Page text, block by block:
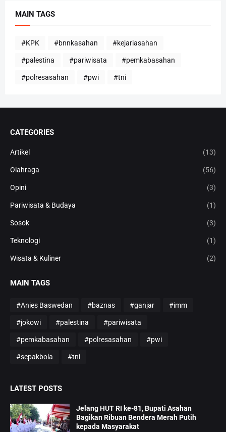
MAIN TAGS
#KPK #bnnkasahan #kejariasahan
#palestina #pariwisata #pemkabasahan
#polresasahan #pwi #tni
CATEGORIES
Artikel (13)
Olahraga (56)
Opini (3)
Pariwisata & Budaya (1)
Sosok (3)
Teknologi (1)
Wisata & Kuliner (2)
MAIN TAGS
#Anies Baswedan #baznas #ganjar #imm
#jokowi #palestina #pariwisata
#pemkabasahan #polresasahan #pwi
#sepakbola #tni
LATEST POSTS
Jelang HUT RI ke-81, Bupati Asahan
Bagikan Ribuan Bendera Merah Putih
kepada Masyarakat